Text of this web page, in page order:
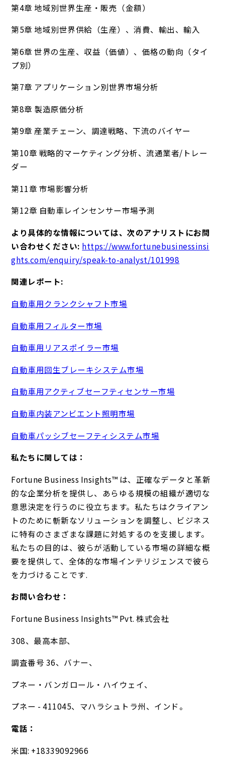
第4章 地域別世界生産・販売（金額）
第5章 地域別世界供給（生産）、消費、輸出、輸入
第6章 世界の生産、収益（価値）、価格の動向（タイ
プ別）
第7章 アプリケーション別世界市場分析
第8章 製造原価分析
第9章 産業チェーン、調達戦略、下流のバイヤー
第10章 戦略的マーケティング分析、流通業者/トレー
ダー
第11章 市場影響分析
第12章 自動車レインセンサー市場予測
より具体的な情報については、次のアナリストにお問
い合わせください: https://www.fortunebusinessinsi
ghts.com/enquiry/speak-to-analyst/101998
関連レポート:
自動車用クランクシャフト市場
自動車用フィルター市場
自動車用リアスポイラー市場
自動車用回生ブレーキシステム市場
自動車用アクティブセーフティセンサー市場
自動車内装アンビエント照明市場
自動車パッシブセーフティシステム市場
私たちに関しては：
Fortune Business Insights™ は、正確なデータと革新
的な企業分析を提供し、あらゆる規模の組織が適切な
意思決定を行うのに役立ちます。私たちはクライアン
トのために斬新なソリューションを調整し、ビジネス
に特有のさまざまな課題に対処するのを支援します。
私たちの目的は、彼らが活動している市場の詳細な概
要を提供して、全体的な市場インテリジェンスで彼ら
を力づけることです.
お問い合わせ：
Fortune Business Insights™ Pvt. 株式会社
308、最高本部、
調査番号 36、バナー、
プネー・バンガロール・ハイウェイ、
プネー - 411045、マハラシュトラ州、インド。
電話：
米国: +18339092966